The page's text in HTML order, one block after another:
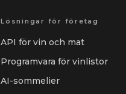
Lösningar för företag
API för vin och mat
Programvara för vinlistor
AI-sommelier